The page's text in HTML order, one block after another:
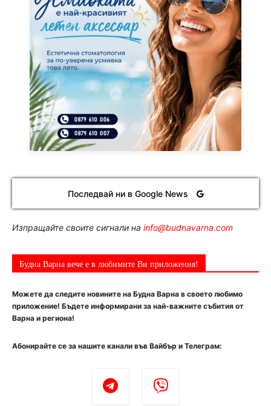
Последвай ни в Google News
Изпращайте своите сигнали на info@budnavarna.com
Будна Варна вече е в любимите Ви приложения!
Можете да следите новините на Будна Варна в своето любимо
приложение! Бъдете информирани за най-важните събития от
Варна и региона!
Абонирайте се за нашите канали във Вайбър и Телеграм: